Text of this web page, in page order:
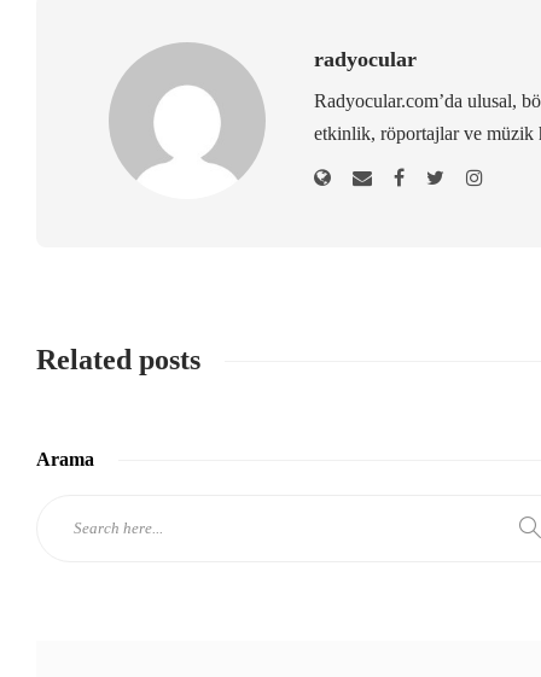
radyocular
Radyocular.com’da ulusal,
etkinlik, röportajlar ve müzik
Related posts
Arama